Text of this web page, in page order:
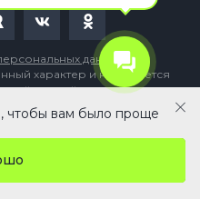
характер и не является
Статьей 437 (2) ГК РФ
данных
В корзину
чтобы вам было проще